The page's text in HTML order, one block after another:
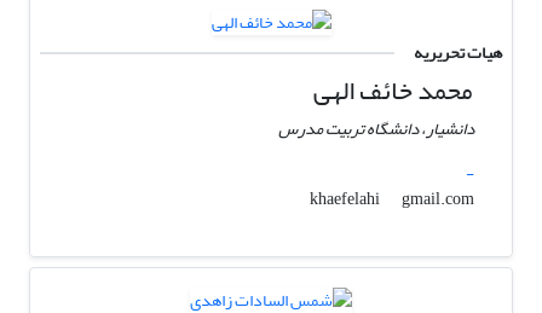
هیات تحریریه
محمد خائف الهی
دانشیار، دانشگاه تربیت مدرس
-
khaefelahi
gmail.com